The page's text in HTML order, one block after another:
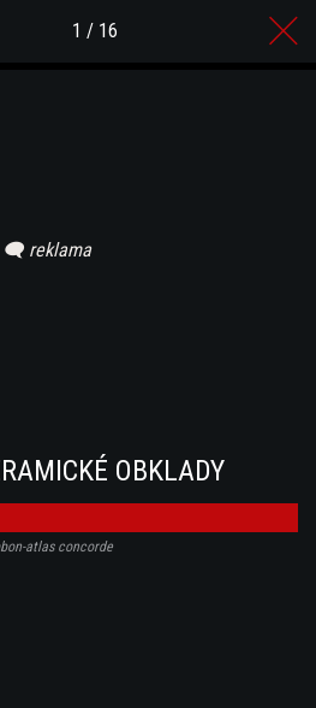
1 / 16
OBKLADY
atlas concorde